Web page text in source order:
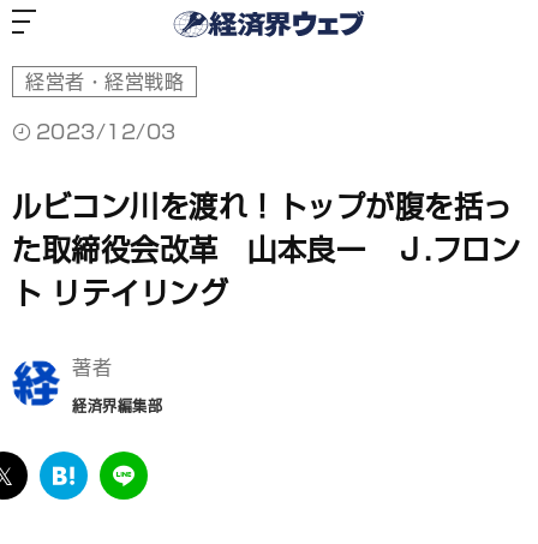
経営者・経営戦略
2023/12/03
ルビコン川を渡れ！トップが腹を括っ
た取締役会改革 山本良一 Ｊ.フロン
ト リテイリング
著者
経済界編集部
twitter
は
LINE